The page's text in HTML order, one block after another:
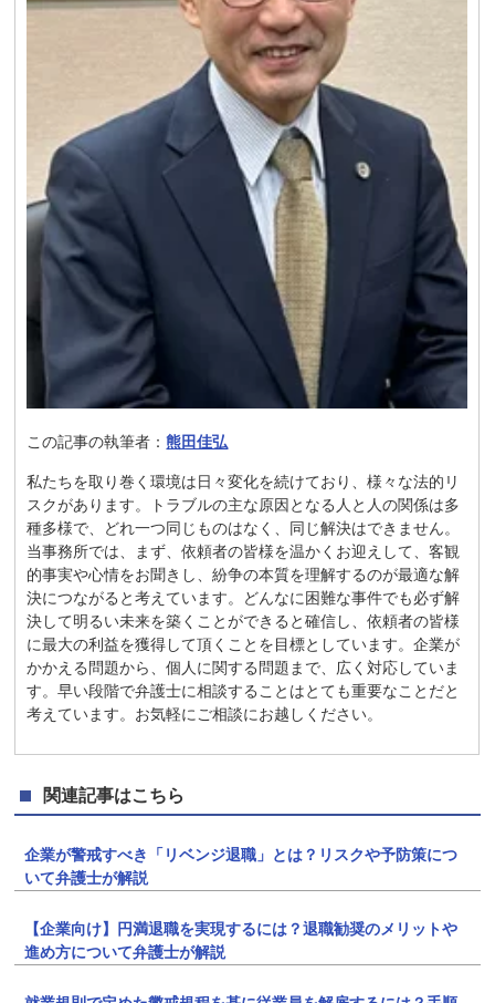
この記事の執筆者：熊田佳弘
私たちを取り巻く環境は日々変化を続けており、様々な法的リ
スクがあります。トラブルの主な原因となる人と人の関係は多
種多様で、どれ一つ同じものはなく、同じ解決はできません。
当事務所では、まず、依頼者の皆様を温かくお迎えして、客観
的事実や心情をお聞きし、紛争の本質を理解するのが最適な解
決につながると考えています。どんなに困難な事件でも必ず解
決して明るい未来を築くことができると確信し、依頼者の皆様
に最大の利益を獲得して頂くことを目標としています。企業が
かかえる問題から、個人に関する問題まで、広く対応していま
す。早い段階で弁護士に相談することはとても重要なことだと
考えています。お気軽にご相談にお越しください。
関連記事はこちら
企業が警戒すべき「リベンジ退職」とは？リスクや予防策につ
いて弁護士が解説
【企業向け】円満退職を実現するには？退職勧奨のメリットや
進め方について弁護士が解説